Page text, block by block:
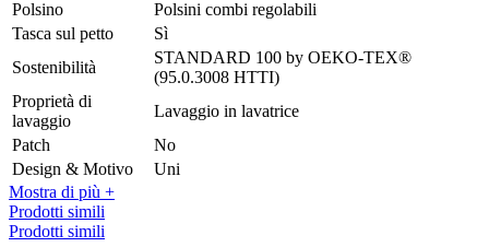
Polsino
Polsini combi regolabili
Tasca sul petto
Sì
Sostenibilità
STANDARD 100 by OEKO-TEX®
(95.0.3008 HTTI)
Proprietà di
lavaggio
Lavaggio in lavatrice
Patch
No
Design & Motivo
Uni
Mostra di più +
Prodotti simili
Prodotti simili